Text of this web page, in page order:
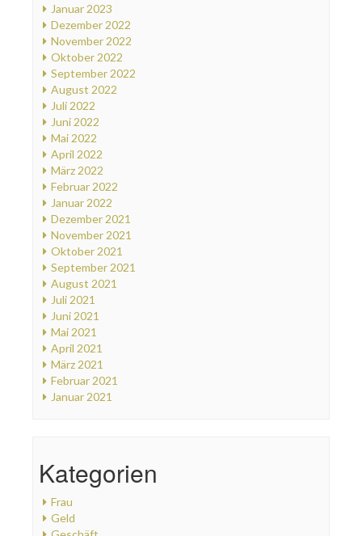
Januar 2023
Dezember 2022
November 2022
Oktober 2022
September 2022
August 2022
Juli 2022
Juni 2022
Mai 2022
April 2022
März 2022
Februar 2022
Januar 2022
Dezember 2021
November 2021
Oktober 2021
September 2021
August 2021
Juli 2021
Juni 2021
Mai 2021
April 2021
März 2021
Februar 2021
Januar 2021
Kategorien
Frau
Geld